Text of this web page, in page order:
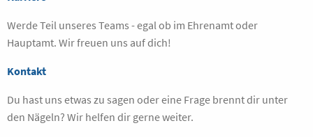
Werde Teil unseres Teams - egal ob im Ehrenamt oder
Hauptamt. Wir freuen uns auf dich!
Kontakt
Du hast uns etwas zu sagen oder eine Frage brennt dir unter
den Nägeln? Wir helfen dir gerne weiter.